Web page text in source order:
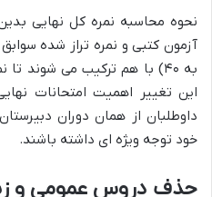
نحوه محاسبه نمره کل نهایی
به ۴۰) با هم ترکیب می شوند
این تغییر اهمیت امتحانات
داوطلبان از همان دوران
خود توجه ویژه ای داشته باشند.
حذف دروس عمومی و